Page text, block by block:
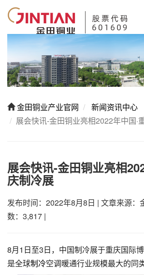
金田铜业产业官网
新闻资讯中心
展会快讯-金田铜业亮相2022年中国·
展会快讯-金田铜业亮相
庆制冷展
发布时间：2022年8月8日 | 文章来源：
数：3,817 |
8月1日至3日，中国制冷展于重庆国际
是全球制冷空调暖通行业规模最大的同